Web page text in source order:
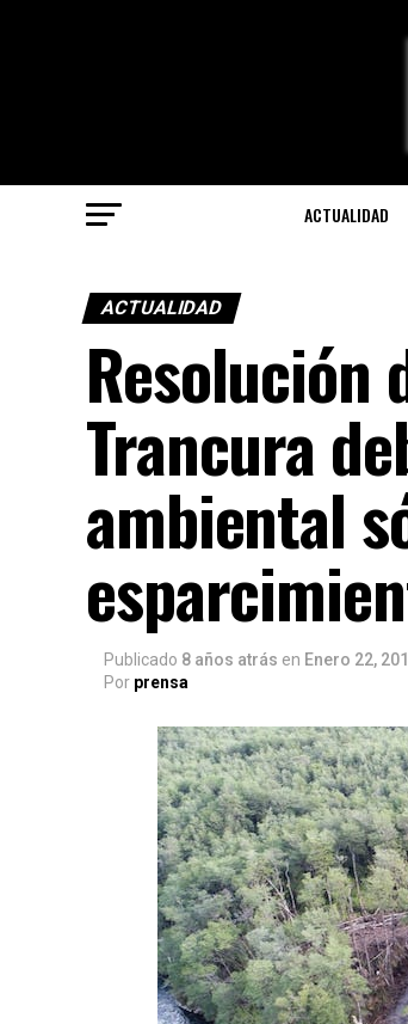
ACTUALIDAD
ACTUALIDAD
Resolución
Trancura
ambiental
Publicado 8 años atrás en Enero 22,
Por prensa